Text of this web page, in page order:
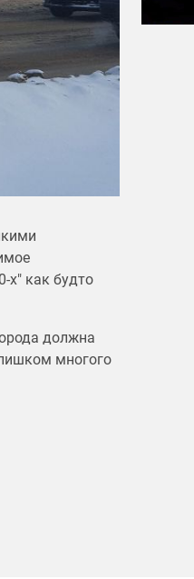
х" как будто
должна
многого